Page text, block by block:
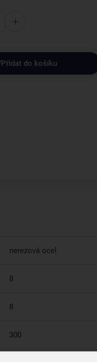
Přidat do košíku
nerezová ocel
8
8
300